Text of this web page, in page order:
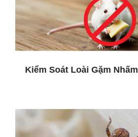
Kiểm Soát Loài Gặm Nhấm